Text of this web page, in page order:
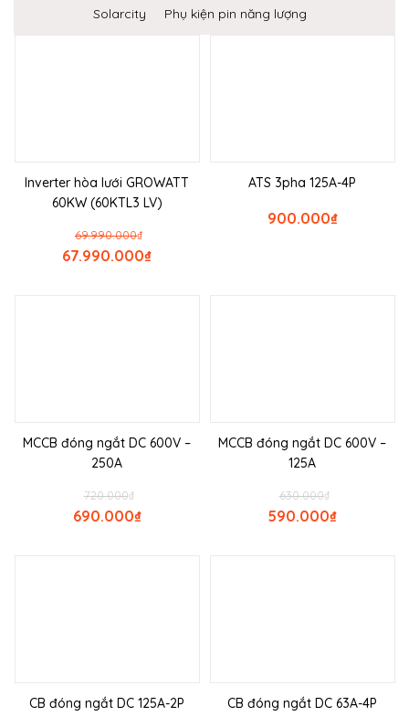
Solarcity
Phụ kiện pin năng lượng
Inverter hòa lưới GROWATT
60KW (60KTL3 LV)
₫
69.990.000
₫
67.990.000
ATS 3pha 125A-4P
₫
900.000
MCCB đóng ngắt DC 600V –
250A
₫
720.000
₫
690.000
MCCB đóng ngắt DC 600V –
125A
₫
630.000
₫
590.000
CB đóng ngắt DC 125A-2P CB đóng ngắt DC 63A-4P